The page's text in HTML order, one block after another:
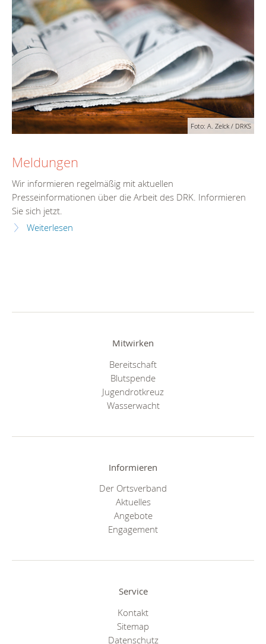
Foto: A. Zelck / DRKS
Meldungen
Wir informieren regelmäßig mit aktuellen
Presseinformationen über die Arbeit des DRK. Informieren
Sie sich jetzt.
Weiterlesen
Mitwirken
Bereitschaft
Blutspende
Jugendrotkreuz
Wasserwacht
Informieren
Der Ortsverband
Aktuelles
Angebote
Engagement
Service
Kontakt
Sitemap
Datenschutz